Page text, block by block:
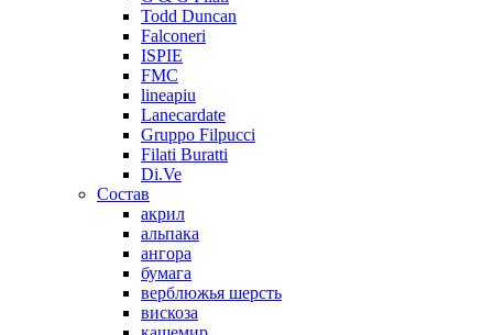
Todd Duncan
Falconeri
ISPIE
FMC
lineapiu
Lanecardate
Gruppo Filpucci
Filati Buratti
Di.Ve
Состав
акрил
альпака
ангора
бумага
верблюжья шерсть
вискоза